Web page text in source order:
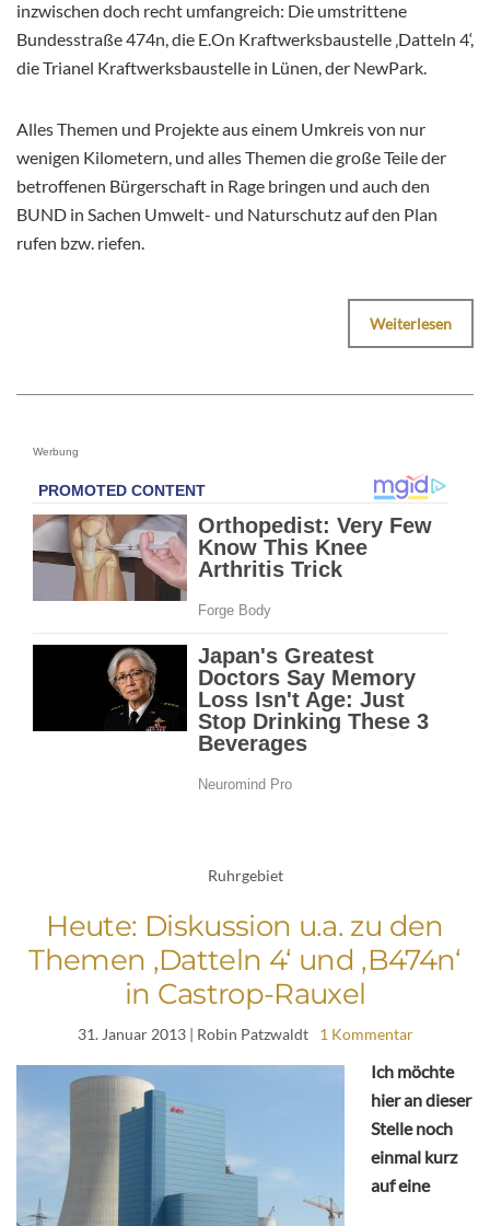
inzwischen doch recht umfangreich: Die umstrittene
Bundesstraße 474n, die E.On Kraftwerksbaustelle ‚Datteln 4‘,
die Trianel Kraftwerksbaustelle in Lünen, der NewPark.
Alles Themen und Projekte aus einem Umkreis von nur
wenigen Kilometern, und alles Themen die große Teile der
betroffenen Bürgerschaft in Rage bringen und auch den
BUND in Sachen Umwelt- und Naturschutz auf den Plan
rufen bzw. riefen.
Weiterlesen
Werbung
Ruhrgebiet
Heute: Diskussion u.a. zu den
Themen ‚Datteln 4‘ und ‚B474n‘
in Castrop-Rauxel
31. Januar 2013| Robin Patzwaldt 1 Kommentar
Ich möchte
hier an dieser
Stelle noch
einmal kurz
auf eine